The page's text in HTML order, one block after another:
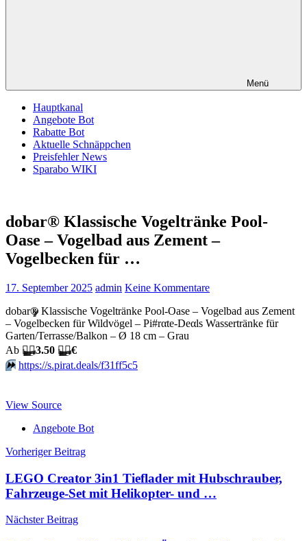
Menü
Hauptkanal
Angebote Bot
Rabatte Bot
Aktuelle Schnäppchen
Preisfehler News
Sparabo WIKI
dobar® Klassische Vogeltränke Pool-
Oase – Vogelbad aus Zement –
Vogelbecken für …
17. September 2025 admin Keine Kommentare
dobar® Klassische Vogeltränke Pool-Oase – Vogelbad aus Zement
– Vogelbecken für Wildvögel – Pi#rαtе-Dеαls Wassertränke für
Garten/Terrasse/Balkon – Ø 18 cm – Grau
Аb 🏴‍☠️3.50 🏴‍☠️€
⏩️ https://s.pirat.deals/f31ff5c5
View Source
Angebote Bot
Beitragsnavigation
Vorheriger Beitrag
LEGO Creator 3in1 Tieflader mit Hubschrauber,
Fahrzeuge-Set mit Helikopter- und …
Nächster Beitrag